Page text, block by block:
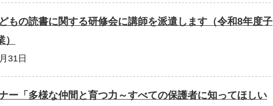
もの読書に関する研修会に講師を派遣します（令和8年度子
31日
ー「多様な仲間と育つ力～すべての保護者に知ってほしい